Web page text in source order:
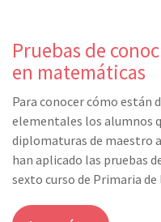
Pruebas de
en matemáticas
Para conocer cómo
elementales los alumnos
diplomaturas de maestro
han aplicado las pruebas
sexto curso de Primaria de